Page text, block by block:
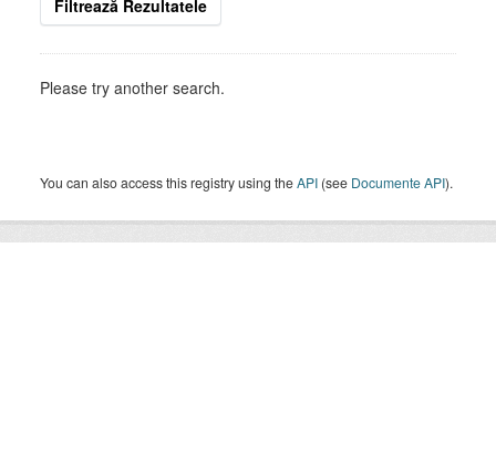
Filtrează Rezultatele
Please try another search.
You can also access this registry using theAPI (see Documente API).